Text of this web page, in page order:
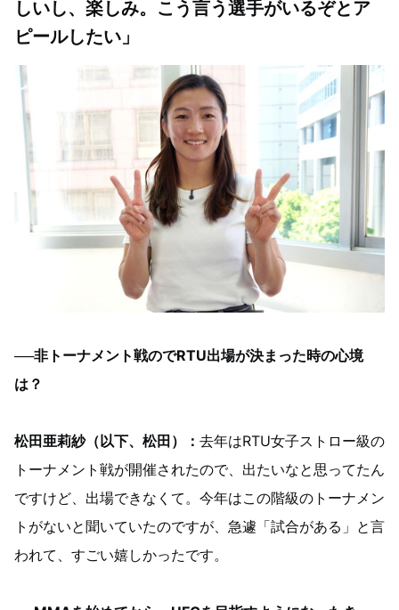
しいし、楽しみ。こう言う選手がいるぞとア
ピールしたい」
──非トーナメント戦のでRTU出場が決まった時の心境
は？
松田亜莉紗（以下、松田）： 去年はRTU女子ストロー級の
トーナメント戦が開催されたので、出たいなと思ってたん
ですけど、出場できなくて。今年はこの階級のトーナメン
トがないと聞いていたのですが、急遽「試合がある」と言
われて、すごい嬉しかったです。